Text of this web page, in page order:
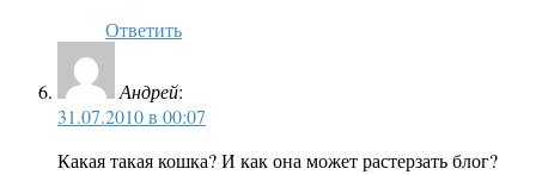
Ответить
Андрей:
31.07.2010 в 00:07
Какая такая кошка? И как она может растерзать блог?